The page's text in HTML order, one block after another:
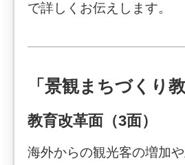
で詳しくお伝えします。
「景観まちづくり
教育改革面（3面）
海外からの観光客の増加